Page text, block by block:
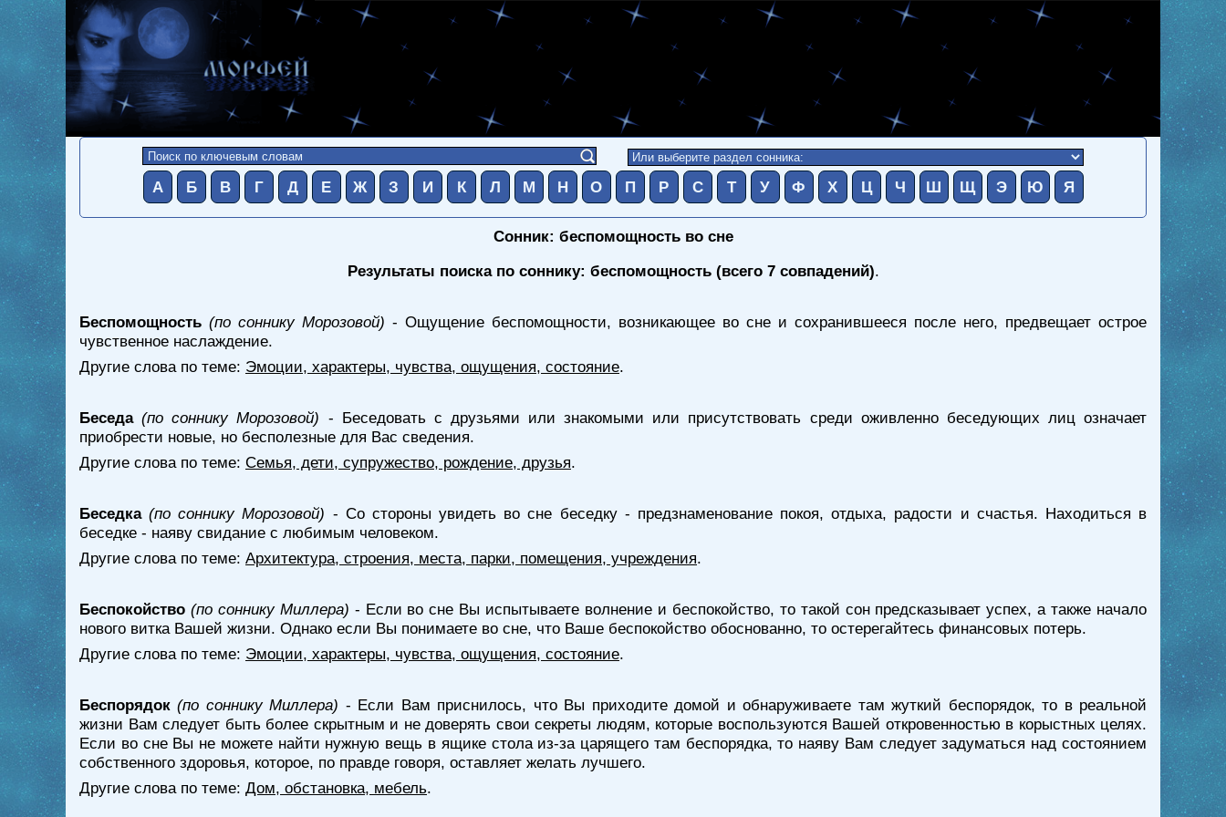
А Б В Г Д Е Ж З И К Л М Н О П Р С Т У Ф Х Ц Ч Ш Щ Э Ю Я
Сонник: беспомощность во сне
Результаты поиска по соннику: беспомощность (всего 7 совпадений).
Беспомощность (по соннику Морозовой) - Ощущение беспомощности, возникающее во сне и сохранившееся после него, предвещает острое
чувственное наслаждение.
Другие слова по теме: Эмоции, характеры, чувства, ощущения, состояние.
Беседа (по соннику Морозовой) - Беседовать с друзьями или знакомыми или присутствовать среди оживленно беседующих лиц означает
приобрести новые, но бесполезные для Вас сведения.
Другие слова по теме: Семья, дети, супружество, рождение, друзья.
Беседка (по соннику Морозовой) - Со стороны увидеть во сне беседку - предзнаменование покоя, отдыха, радости и счастья. Находиться в
беседке - наяву свидание с любимым человеком.
Другие слова по теме: Архитектура, строения, места, парки, помещения, учреждения.
Беспокойство (по соннику Миллера) - Если во сне Вы испытываете волнение и беспокойство, то такой сон предсказывает успех, а также начало
нового витка Вашей жизни. Однако если Вы понимаете во сне, что Ваше беспокойство обоснованно, то остерегайтесь финансовых потерь.
Другие слова по теме: Эмоции, характеры, чувства, ощущения, состояние.
Беспорядок (по соннику Миллера) - Если Вам приснилось, что Вы приходите домой и обнаруживаете там жуткий беспорядок, то в реальной
жизни Вам следует быть более скрытным и не доверять свои секреты людям, которые воспользуются Вашей откровенностью в корыстных целях.
Если во сне Вы не можете найти нужную вещь в ящике стола из-за царящего там беспорядка, то наяву Вам следует задуматься над состоянием
собственного здоровья, которое, по правде говоря, оставляет желать лучшего.
Другие слова по теме: Дом, обстановка, мебель.